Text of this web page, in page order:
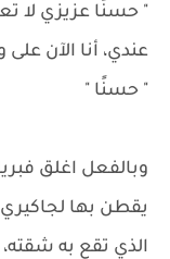
" حسنًا عزيزي لا
عندي، أنا الآن
" حسنًا "
وبالفعل اغلق
يقطن بها
الذي تقع به